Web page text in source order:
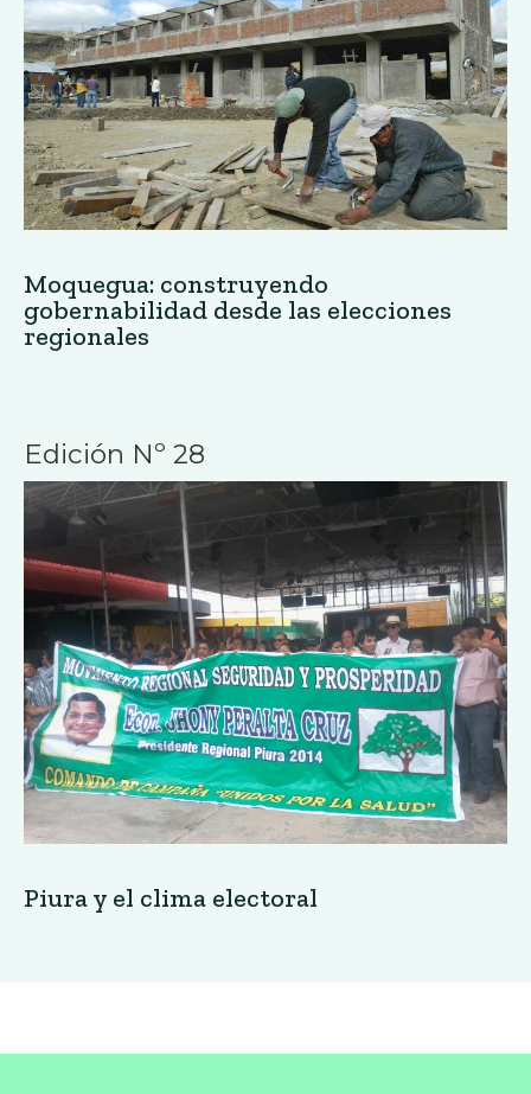
Moquegua: construyendo
gobernabilidad desde las elecciones
regionales
Edición Nº 28
Piura y el clima electoral